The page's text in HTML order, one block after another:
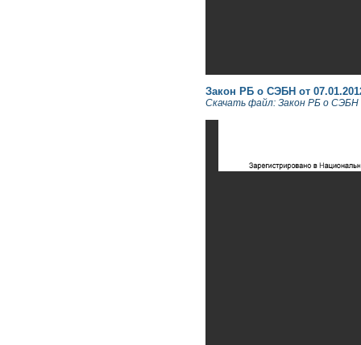
Закон РБ о СЭБН от
Скачать файл: Закон РБ о СЭБН